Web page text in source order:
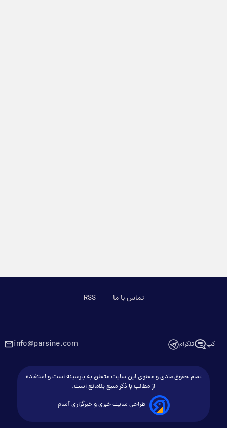
تماس با ما RSS
گپ تلگرام info@parsine.com
تمام حقوق مادی و معنوی این سایت متعلق به پارسینه است و استفاده
از مطالب با ذکر منبع بلامانع است.
طراحی سایت خبری و خبرگزاری آسام